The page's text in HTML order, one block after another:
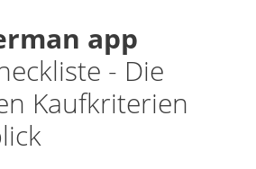
app
- Die
Kaufkriterien